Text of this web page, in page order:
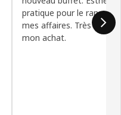
pratique pour le
mes affaires. Très
mon achat.